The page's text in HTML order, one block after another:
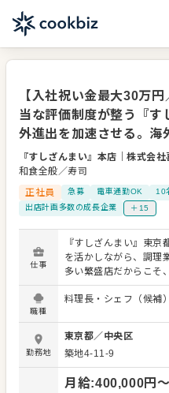
【入社祝い金最大30万
当な評価制度が整う『す
外進出を加速させる。海
『すしざんまい』本店 ｜株式会社
和食全般／寿司
正社員
急募 電車通勤OK
10
出店計画多数の成長企業
＋15
仕事
『すしざんまい』東
を活かしながら、調理
多い繁盛店だからこそ
を感じられる環境です。 ＜主な業務内容＞ ・仕込み業
般 ・カウンター内での
後は早い段階からカウ
毎日多くのお客様に向
仕事に取り組むため、
っていきます。 また、
力だけでなく、周囲と
職種
料理長・シェフ（候補）
勤務地
東京都／ 中央区
築地4-11-9
月給:400,000円〜